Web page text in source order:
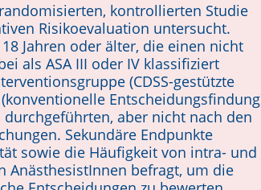
kontrollierten Studie
Risikoevaluation untersucht.
Jahren oder älter, die einen nicht
als ASA III oder IV klassifiziert
(CDSS-gestützte
aber nicht nach den
Se­kundäre Endpunkte
sowie die Häufigkeit von intra- und
AnästhesistInnen befragt, um die